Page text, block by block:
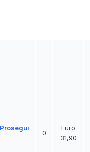
Prosegui
0
Euro
31,90